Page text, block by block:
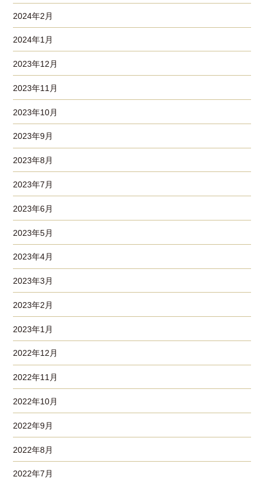
2024年2月
2024年1月
2023年12月
2023年11月
2023年10月
2023年9月
2023年8月
2023年7月
2023年6月
2023年5月
2023年4月
2023年3月
2023年2月
2023年1月
2022年12月
2022年11月
2022年10月
2022年9月
2022年8月
2022年7月